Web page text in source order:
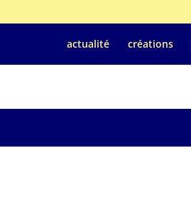
actualité créations